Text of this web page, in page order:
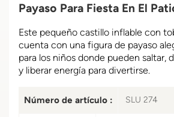
Payaso Para Fiesta En El
Este pequeño castillo inflable con
cuenta con una figura de payaso
para los niños donde pueden saltar,
y liberar energía para divertirse.
Número de artículo : SLU 274